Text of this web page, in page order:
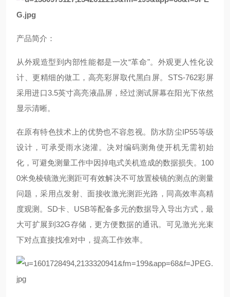
产品简介：
从外观造型到内部性能都是一次“革命"。外观更人性化设
计、更精细的做工，高亮彩屏取代黑白屏。STS-762彩屏
采用进口3.5英寸高亮液晶屏，经过测试屏幕在阳光下依然
显示清晰。
在原有特色技术上的优势也不容忽视。防水防尘IP55等级
设计，可承受雨水浇灌。决对编码测角使开机无需初始
化，可避免测量工作中因掉电式关机造成的数据损失。100
0米免棱镜激光测距可有效解决不可放置棱镜的测点的测量
问题，采用点发射、面接收激光测距光路，同高效率高精
度观测。SD卡、USB等配备多元的数据导入导出方式，最
大可扩展到32G存储，更方便数据的通讯。可见激光光束
下对点直接找准对中，提高工作效率。